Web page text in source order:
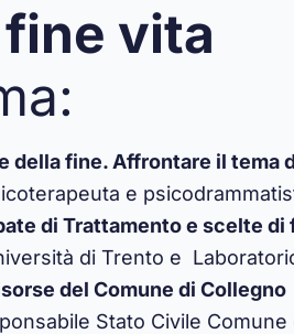
vita
della fine. Affrontare il tema
e
di Trattamento e scelte
di Trento e
del Comune di Collegno
Stato Civile Comune